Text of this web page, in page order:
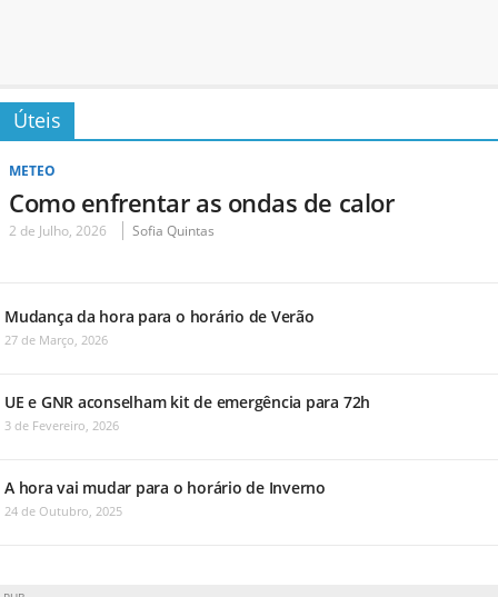
Úteis
METEO
Como enfrentar as ondas de calor
2 de Julho, 2026 Sofia Quintas
Mudança da hora para o horário de Verão
27 de Março, 2026
UE e GNR aconselham kit de emergência para 72h
3 de Fevereiro, 2026
A hora vai mudar para o horário de Inverno
24 de Outubro, 2025